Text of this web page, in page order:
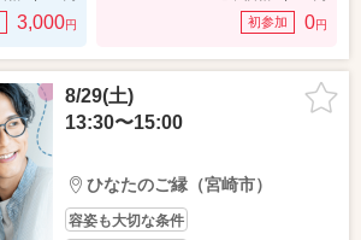
3,000円 初参加 0円
8/29(土)
13:30〜15:00
ひなたのご縁（宮崎市）
容姿も大切な条件